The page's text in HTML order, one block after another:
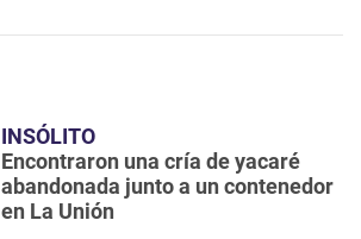
INSÓLITO
Encontraron una cría de yacaré
abandonada junto a un contenedor
en La Unión